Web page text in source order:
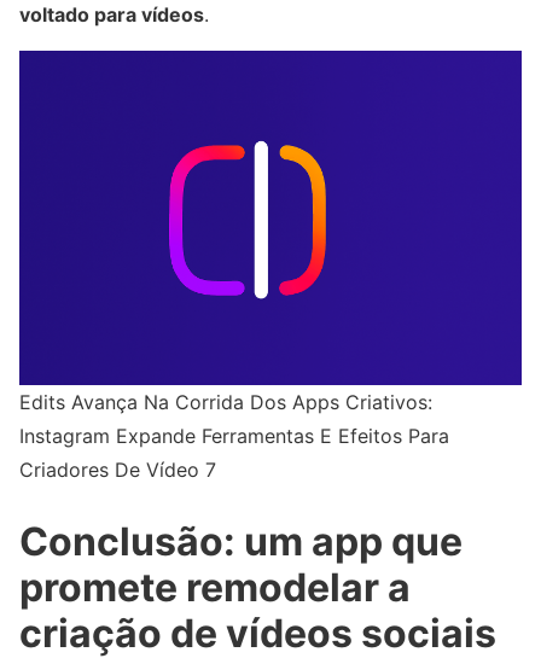
voltado para vídeos.
Edits Avança Na Corrida Dos Apps Criativos:
Instagram Expande Ferramentas E Efeitos Para
Criadores De Vídeo 7
Conclusão: um app que
promete remodelar a
criação de vídeos sociais